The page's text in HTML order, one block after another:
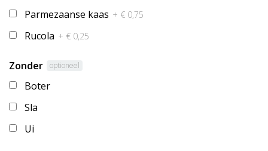
Parmezaanse kaas + € 0,75
Rucola + € 0,25
Zonder optioneel
Boter
Sla
Ui